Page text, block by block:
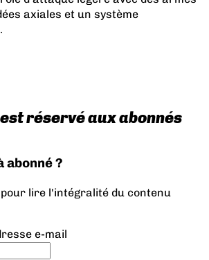
axiales et un système
réservé aux abonnés
abonné ?
pour lire l'intégralité du contenu
e-mail